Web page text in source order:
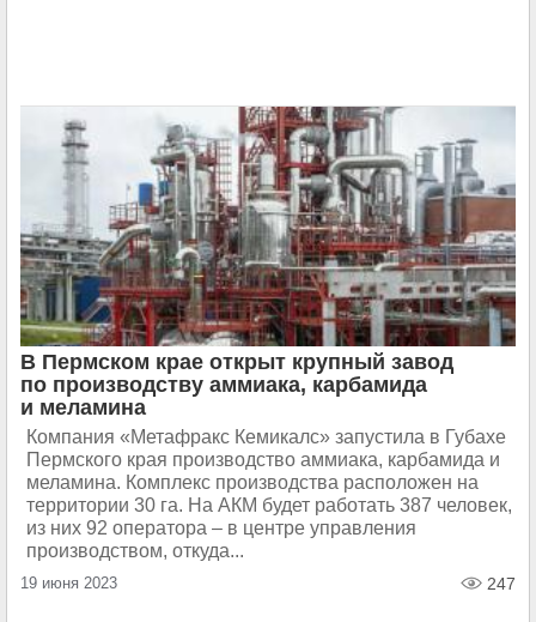
В Пермском крае открыт крупный завод
по производству аммиака, карбамида
и меламина
Компания «Метафракс Кемикалс» запустила в Губахе
Пермского края производство аммиака, карбамида и
меламина. Комплекс производства расположен на
территории 30 га. На АКМ будет работать 387 человек,
из них 92 оператора – в центре управления
производством, откуда...
19 июня 2023 247